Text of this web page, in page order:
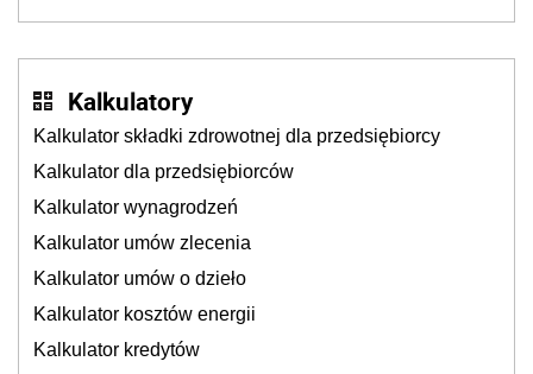
Kalkulatory
Kalkulator składki zdrowotnej dla przedsiębiorcy
Kalkulator dla przedsiębiorców
Kalkulator wynagrodzeń
Kalkulator umów zlecenia
Kalkulator umów o dzieło
Kalkulator kosztów energii
Kalkulator kredytów